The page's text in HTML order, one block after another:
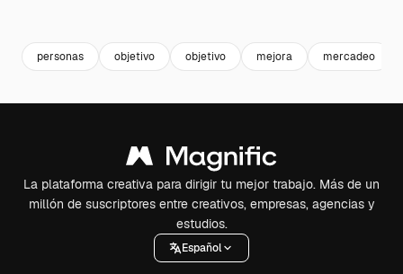
personas objetivo objetivo mejora mercadeo
La plataforma creativa para dirigir tu mejor trabajo. Más de un
millón de suscriptores entre creativos, empresas, agencias y
estudios.
Español